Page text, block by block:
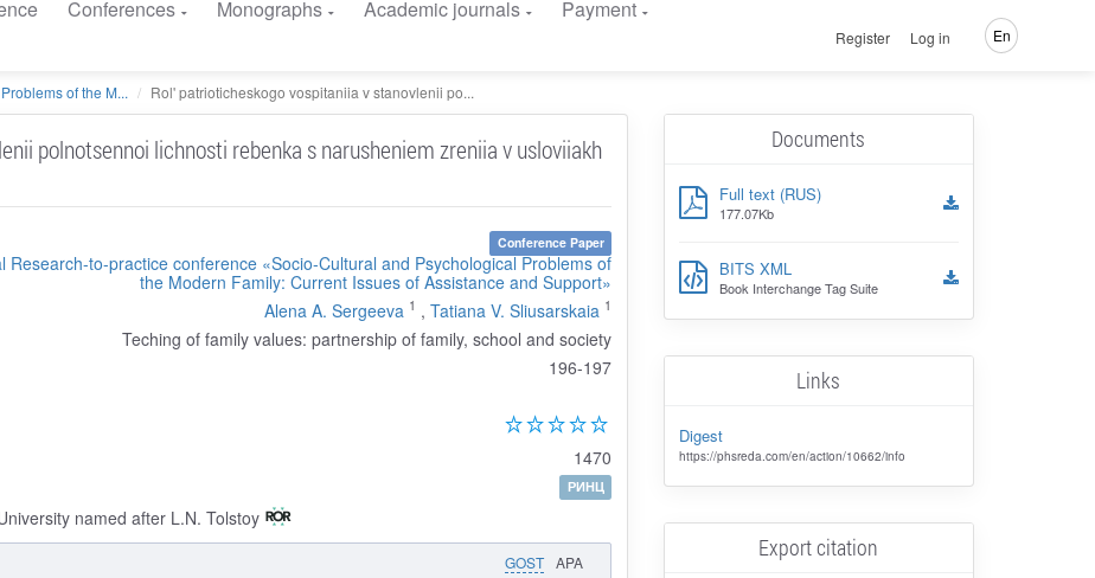
Conferences Monographs Academic journals
Payment
Register Log in En
of the M... Rol' patrioticheskogo vospitaniia v stanovlenii po...
polnotsennoi lichnosti rebenka s narusheniem zreniia v usloviiakh
Conference Paper
Research-to-practice conference «Socio-Cultural and Psychological Problems of
the Modern Family: Current Issues of Assistance and Support»
Alena A. Sergeeva 1 , Tatiana V. Sliusarskaia 1
Teching of family values: partnership of family, school and society
196-197
1470
РИНЦ
named after L.N. Tolstoy
GOST APA
Documents
Full text (RUS)
177.07Kb
BITS XML
Book Interchange Tag Suite
Links
Digest
https://phsreda.com/en/action/10662/info
Export citation